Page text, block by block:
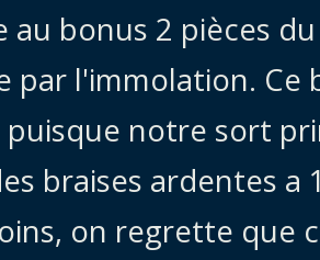
au bonus 2 pièces
par l'immolation. Ce
puisque notre sort
braises ardentes a
on regrette que